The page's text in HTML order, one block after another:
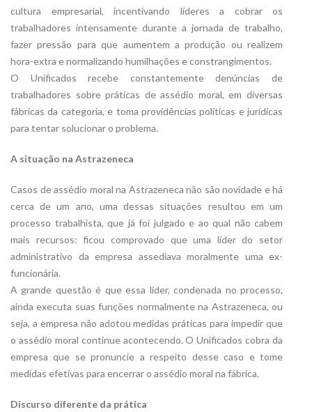
cultura empresarial, incentivando líderes a cobrar os
trabalhadores intensamente durante a jornada de trabalho,
fazer pressão para que aumentem a produção ou realizem
hora-extra e normalizando humilhações e constrangimentos.
O Unificados recebe constantemente denúncias de
trabalhadores sobre práticas de assédio moral, em diversas
fábricas da categoria, e toma providências políticas e jurídicas
para tentar solucionar o problema.
A situação na Astrazeneca
Casos de assédio moral na Astrazeneca não são novidade e há
cerca de um ano, uma dessas situações resultou em um
processo trabalhista, que já foi julgado e ao qual não cabem
mais recursos: ficou comprovado que uma líder do setor
administrativo da empresa assediava moralmente uma ex-
funcionária.
A grande questão é que essa líder, condenada no processo,
ainda executa suas funções normalmente na Astrazeneca, ou
seja, a empresa não adotou medidas práticas para impedir que
o assédio moral continue acontecendo. O Unificados cobra da
empresa que se pronuncie a respeito desse caso e tome
medidas efetivas para encerrar o assédio moral na fábrica.
Discurso diferente da prática